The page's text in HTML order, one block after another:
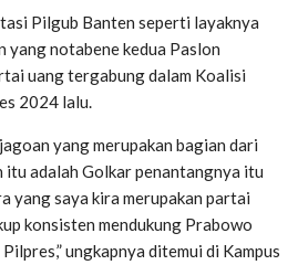
Pilgub Banten seperti layaknya
notabene kedua Paslon
uang tergabung dalam Koalisi
2024 lalu.
yang merupakan bagian dari
itu adalah Golkar penantangnya itu
yang saya kira merupakan partai
konsisten mendukung Prabowo
ungkapnya ditemui di Kampus